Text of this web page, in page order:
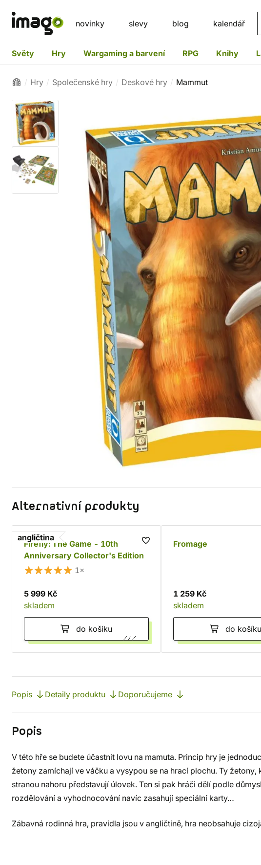
novinky slevy blog kalendář
Světy Hry Wargaming a barvení RPG Knihy
Hry Společenské hry Deskové hry Mammut
Alternativní produkty
angličtina
Firefly: The Game - 10th
Anniversary Collector's Edition
1×
5 999 Kč
skladem
do košíku
Fromage
1 259 Kč
skladem
do košíku
Popis Detaily produktu Doporučujeme
Popis
V této hře se budete účastnit lovu na mamuta. Princip hry je
žetony zamíchají ve váčku a vysypou se na hrací plochu. Ty
stranou nahoru představují úlovek. Ten si pak hráči dělí podle
rozdělování a vyhodnocování navíc zasahují speciální karty…
Zábavná rodinná hra, pravidla jsou v angličtině, hra neobsahuje